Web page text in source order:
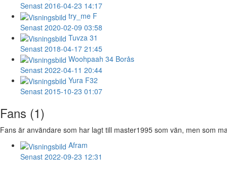
Senast 2016-04-23 14:17
try_me F
Senast 2020-02-09 03:58
Tuvza 31
Senast 2018-04-17 21:45
Woohpaah 34 Borås
Senast 2022-04-11 20:44
Yura F32
Senast 2015-10-23 01:07
Fans (1)
Fans är användare som har lagt till master1995 som vän, men som
Afram
Senast 2022-09-23 12:31